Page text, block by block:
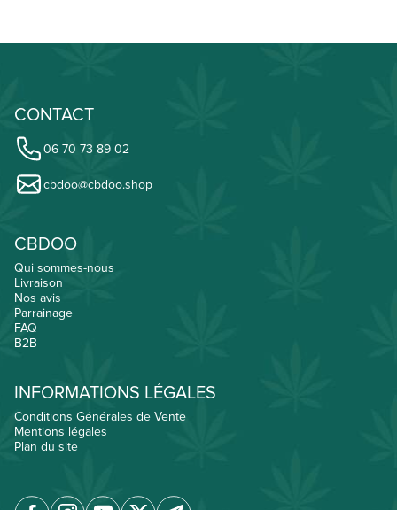
CONTACT
06 70 73 89 02
cbdoo@cbdoo.shop
CBDOO
Qui sommes-nous
Livraison
Nos avis
Parrainage
FAQ
B2B
INFORMATIONS LÉGALES
Conditions Générales de Vente
Mentions légales
Plan du site